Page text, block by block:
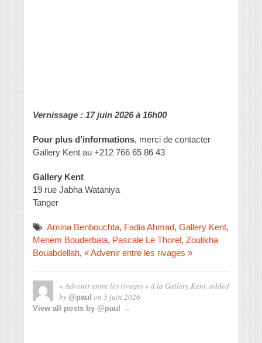
Vernissage : 17 juin 2026 à 16h00
Pour plus d’informations, merci de contacter
Gallery Kent au +212 766 65 86 43
Gallery Kent
19 rue Jabha Wataniya
Tanger
Amina Benbouchta, Fadia Ahmad, Gallery Kent,
Meriem Bouderbala, Pascale Le Thorel, Zoulikha
Bouabdellah, « Advenir entre les rivages »
« Advenir entre les rivages » à la Gallery Kent. added
by @paul on 5 juin 2026
View all posts by @paul →